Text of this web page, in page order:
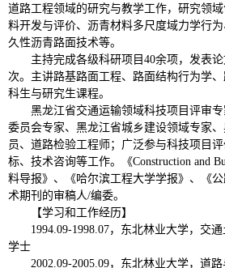
道路工程领域的研究与教学工作，研究领
料开发与评价、沥青材料多尺度域力学行
久性沥青路面技术等。
主持完成各级科研项目40余项，发表
次。主讲路基路面工程、路面结构行为学
科生与研究生课程。
黑龙江省交通运输领域科技项目评审
委员会专家、黑龙江省城乡建设领域专家
员、道路检验工程师；广泛参与科技项目
标、技术咨询等工作。《Construction and
料导报》、《哈尔滨工程大学学报》、《
术期刊的审稿人/编委。
【学习和工作经历】
1994.09-1998.07，东北林业大学，交
学士
2002.09-2005.09，东北林业大学，道